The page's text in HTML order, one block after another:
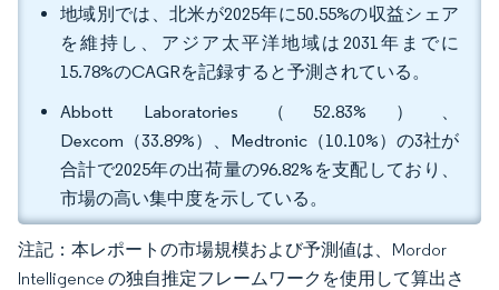
地域別では、北米が2025年に50.55%の収益シェア
を維持し、アジア太平洋地域は2031年までに
15.78%のCAGRを記録すると予測されている。
Abbott Laboratories（52.83%）、
Dexcom（33.89%）、Medtronic（10.10%）の3社が
合計で2025年の出荷量の96.82%を支配しており、
市場の高い集中度を示している。
注記：本レポートの市場規模および予測値は、Mordor
Intelligence の独自推定フレームワークを使用して算出さ